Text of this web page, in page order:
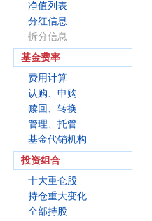
净值列表
分红信息
拆分信息
基金费率
费用计算
认购、申购
赎回、转换
管理、托管
基金代销机构
投资组合
十大重仓股
持仓重大变化
全部持股